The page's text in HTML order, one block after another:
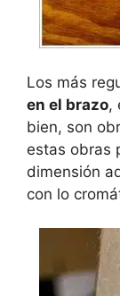
Los más
en el brazo,
bien, son
estas obras
dimensión
con lo